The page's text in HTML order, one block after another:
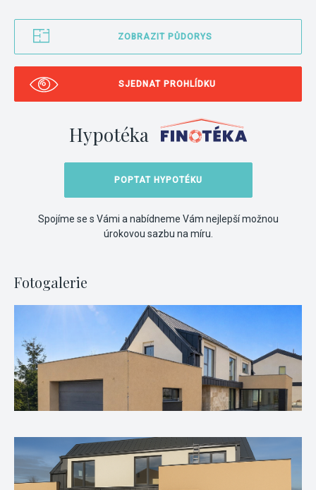
ZOBRAZIT PŮDORYS
SJEDNAT PROHLÍDKU
Hypotéka
POPTAT HYPOTÉKU
Spojíme se s Vámi a nabídneme Vám nejlepší možnou
úrokovou sazbu na míru.
Fotogalerie